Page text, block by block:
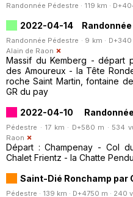
Randonnée Pédestre · 119 km ·
2022-04-14
Randonnée Pédestre · 9 km ·
Alain de Raon
Massif du Kemberg - départ
des Amoureux - la Tête
roche Saint Martin, fontaine
GR du pay
2022-04-10
Pédestre · 17 km · D+580 m · 534
Raon
Départ : Champenay - Col
Chalet Frientz - la Chatte
Saint-Dié Ronchamp par
Pédestre · 139 km · D+4750 m · 240